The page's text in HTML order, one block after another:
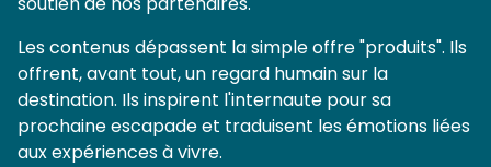
Les contenus dépassent la simple offre "produits". Ils
offrent, avant tout, un regard humain sur la
destination. Ils inspirent l'internaute pour sa
prochaine escapade et traduisent les émotions liées
aux expériences à vivre.